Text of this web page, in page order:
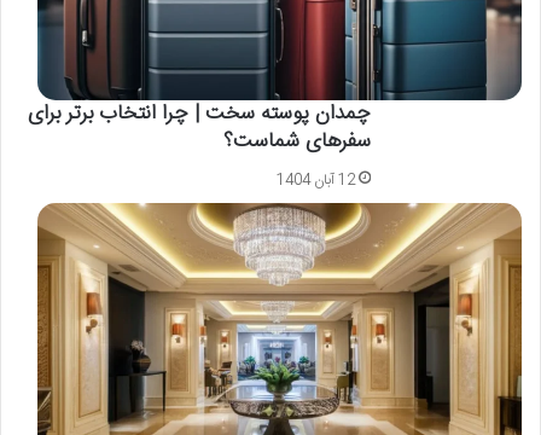
چمدان پوسته سخت | چرا انتخاب برتر برای
سفرهای شماست؟
12 آبان 1404